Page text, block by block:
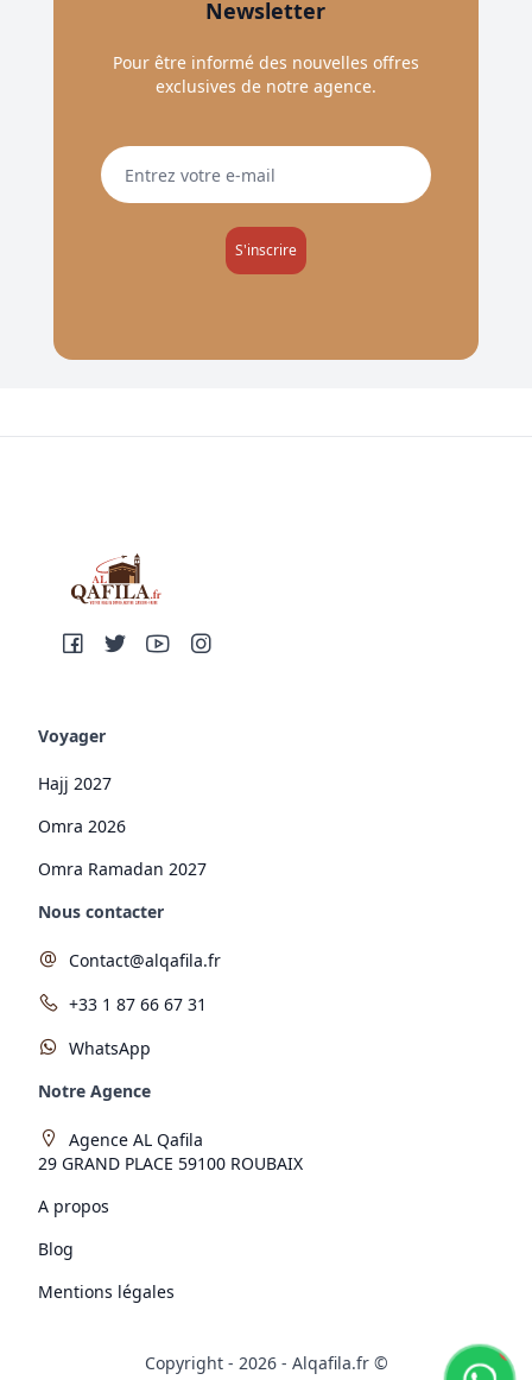
Newsletter
Pour être informé des nouvelles offres
exclusives de notre agence.
S'inscrire
Voyager
Hajj 2027
Omra 2026
Omra Ramadan 2027
Nous contacter
Contact@alqafila.fr
+33 1 87 66 67 31
WhatsApp
Notre Agence
Agence AL Qafila
29 GRAND PLACE 59100 ROUBAIX
A propos
Blog
Mentions légales
Copyright - 2026- Alqafila.fr ©